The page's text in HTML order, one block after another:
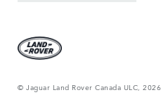
© Jaguar Land Rover Canada ULC, 2026